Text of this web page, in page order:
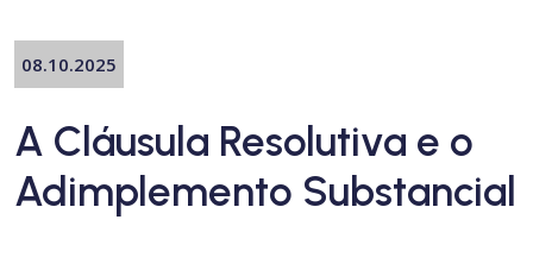
08.10.2025
A Cláusula Resolutiva e o
Adimplemento Substancial